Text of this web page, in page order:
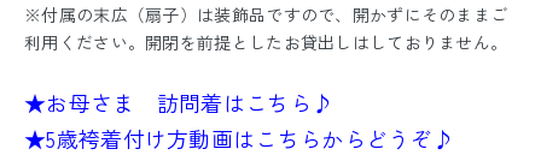
※付属の末広（扇子）は装飾品ですので、開かずにそのままご
利用ください。開閉を前提としたお貸出しはしておりません。
★お母さま 訪問着はこちら♪
★5歳袴着付け方動画はこちらからどうぞ♪